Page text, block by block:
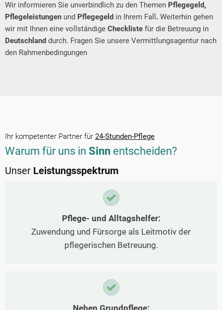
Wir informieren Sie unverbindlich zu den Themen Pflegegeld,
Pflegeleistungen und Pflegegeld in Ihrem Fall . Weiterhin gehen
wir mit Ihnen eine vollständige Checkliste für die Betreuung in
Deutschland durch. Fragen Sie unsere Vermittlungsagentur nach
den Rahmenbedingungen
Ihr kompetenter Partner für 24-Stunden-Pflege
Warum für uns in Sinn entscheiden?
Unser Leistungsspektrum
Pflege- und Alltagshelfer:
Zuwendung und Fürsorge als Leitmotiv der
pflegerischen Betreuung.